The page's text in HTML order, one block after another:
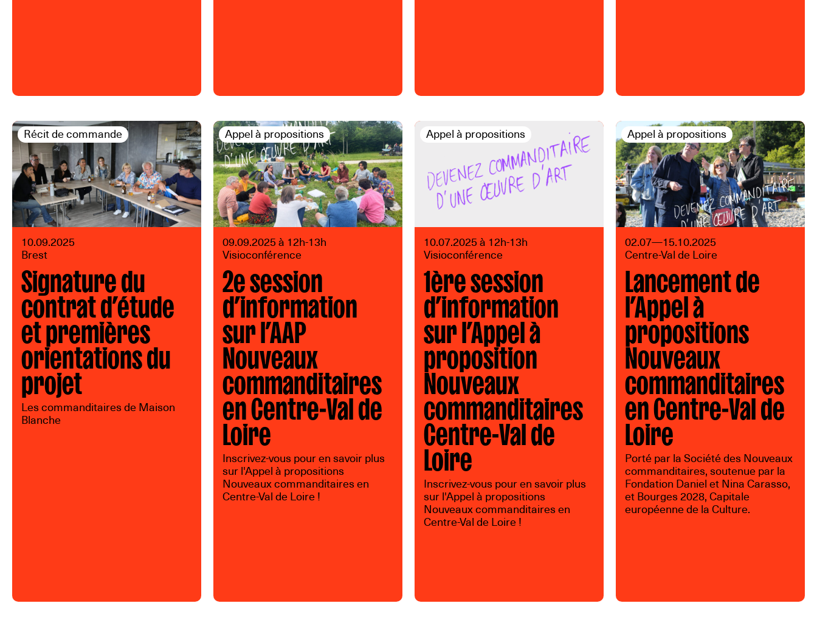
Récit de commande
10.09.2025
Brest
Signature du
contrat d’étude
et premières
orientations du
projet
Les commanditaires de Maison
Blanche
Appel à propositions
09.09.2025 à 12h-13h
Visioconférence
2e session
d’information
sur l’AAP
Nouveaux
commanditaires
en Centre-Val de
Loire
Inscrivez-vous pour en savoir plus
sur l'Appel à propositions
Nouveaux commanditaires en
Centre-Val de Loire !
Appel à propositions
10.07.2025 à 12h-13h
Visioconférence
1ère session
d’information
sur l’Appel à
proposition
Nouveaux
commanditaires
Centre-Val de
Loire
Inscrivez-vous pour en savoir plus
sur l'Appel à propositions
Nouveaux commanditaires en
Centre-Val de Loire !
Appel à propositions
02.07—15.10.2025
Centre-Val de Loire
Lancement de
l’Appel à
propositions
Nouveaux
commanditaires
en Centre-Val de
Loire
Porté par la Société des Nouveaux
commanditaires, soutenue par la
Fondation Daniel et Nina Carasso,
et Bourges 2028, Capitale
européenne de la Culture.